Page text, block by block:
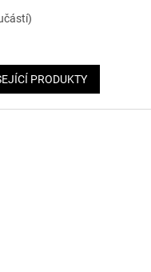
PRODUKTY